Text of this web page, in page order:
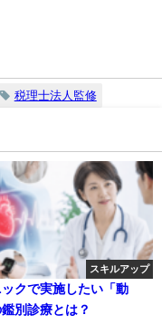
税理士法人監修
スキルアップ
クで実施したい「動
別診療とは？